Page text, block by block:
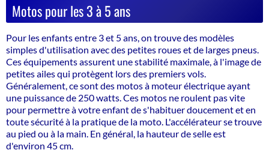
Motos pour les 3 à 5 ans
Pour les enfants entre 3 et 5 ans, on trouve des modèles
simples d'utilisation avec des petites roues et de larges pneus.
Ces équipements assurent une stabilité maximale, à l'image de
petites ailes qui protègent lors des premiers vols.
Généralement, ce sont des motos à moteur électrique ayant
une puissance de 250 watts. Ces motos ne roulent pas vite
pour permettre à votre enfant de s'habituer doucement et en
toute sécurité à la pratique de la moto. L'accélérateur se trouve
au pied ou à la main. En général, la hauteur de selle est
d'environ 45 cm.